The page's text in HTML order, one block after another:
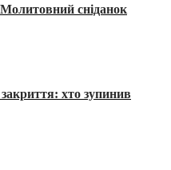
сніданок
хто зупинив